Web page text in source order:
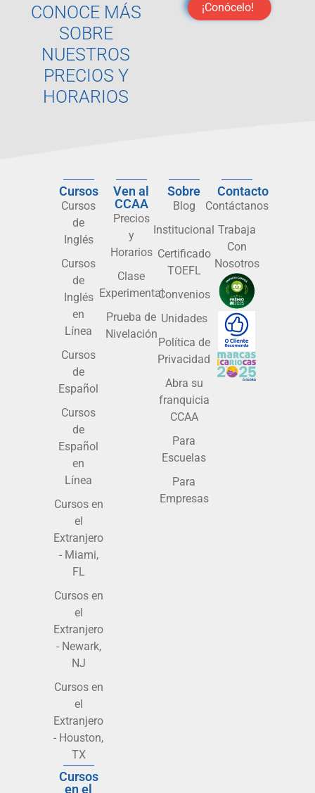
CONOCE MÁS
SOBRE
NUESTROS
PRECIOS Y
HORARIOS
¡Conócelo!
Cursos
Cursos
de
Inglés
Cursos
de
Inglés
en
Línea
Cursos
de
Español
Cursos
de
Español
en
Línea
Cursos en
el
Extranjero
- Miami,
FL
Cursos en
el
Extranjero
- Newark,
NJ
Cursos en
el
Extranjero
- Houston,
TX
Cursos
en el
Ven al
CCAA
Precios
y
Horarios
Clase
Experimental
Prueba de
Nivelación
Sobre
Blog
Institucional
Certificado
TOEFL
Convenios
Unidades
Política de
Privacidad
Abra su
franquicia
CCAA
Para
Escuelas
Para
Empresas
Contacto
Contáctanos
Trabaja
Con
Nosotros